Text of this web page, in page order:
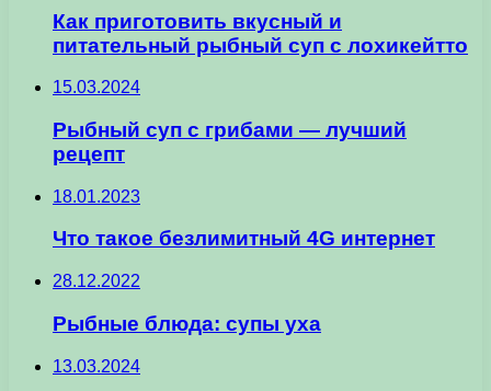
Как приготовить вкусный и
питательный рыбный суп с лохикейтто
15.03.2024
Рыбный суп с грибами — лучший
рецепт
18.01.2023
Что такое безлимитный 4G интернет
28.12.2022
Рыбные блюда: супы уха
13.03.2024